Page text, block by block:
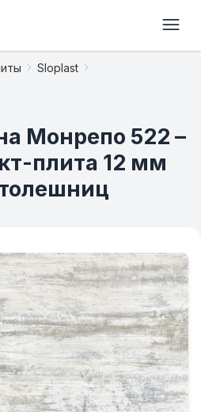
Sloplast
Монрепо 522 –
плита 12 мм